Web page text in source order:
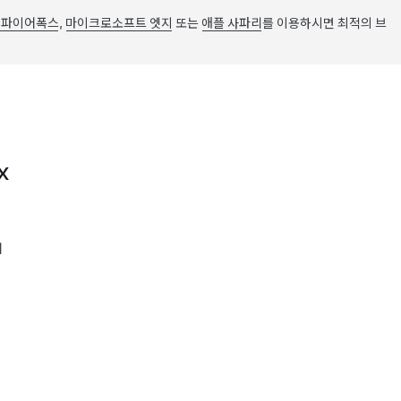
이어폭스, 마이크로소프트 엣지 또는 애플 사파리 를 이용하시면 최적의 브